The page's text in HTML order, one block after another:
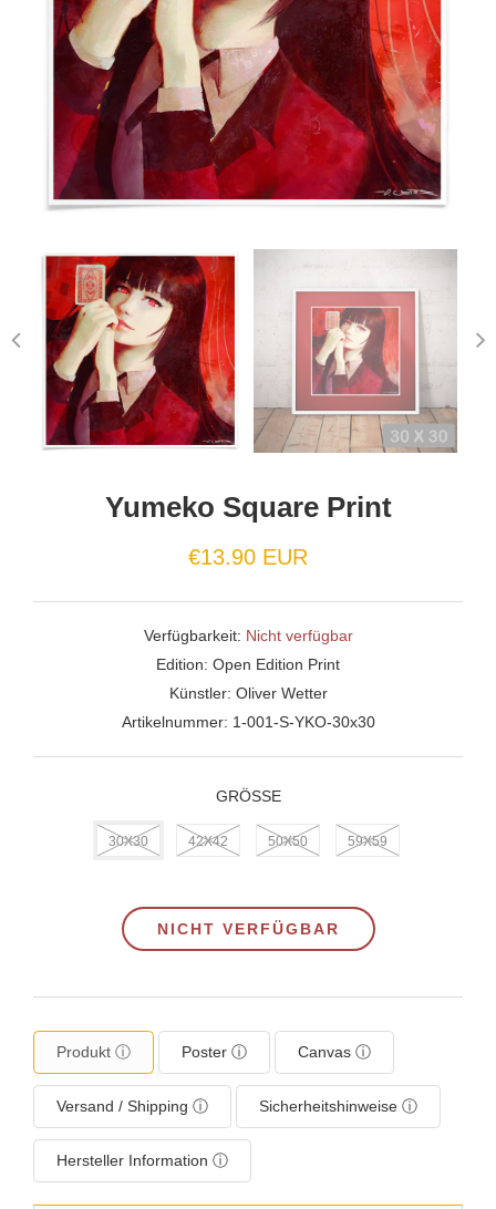
Yumeko Square Print
€13.90 EUR
Verfügbarkeit: Nicht verfügbar
Edition: Open Edition Print
Künstler: Oliver Wetter
Artikelnummer: 1-001-S-YKO-30x30
GRÖSSE
30X30 42X42 50X50 59X59
NICHT VERFÜGBAR
Produkt ⓘ Poster ⓘ Canvas ⓘ
Versand / Shipping ⓘ Sicherheitshinweise ⓘ
Hersteller Information ⓘ